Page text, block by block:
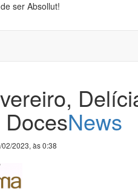
ser Absollut!
News
2023, às 0:38